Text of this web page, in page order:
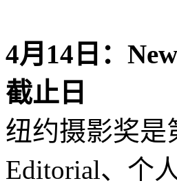
4月14日：
截止日
纽约摄影奖是
Editorial、个